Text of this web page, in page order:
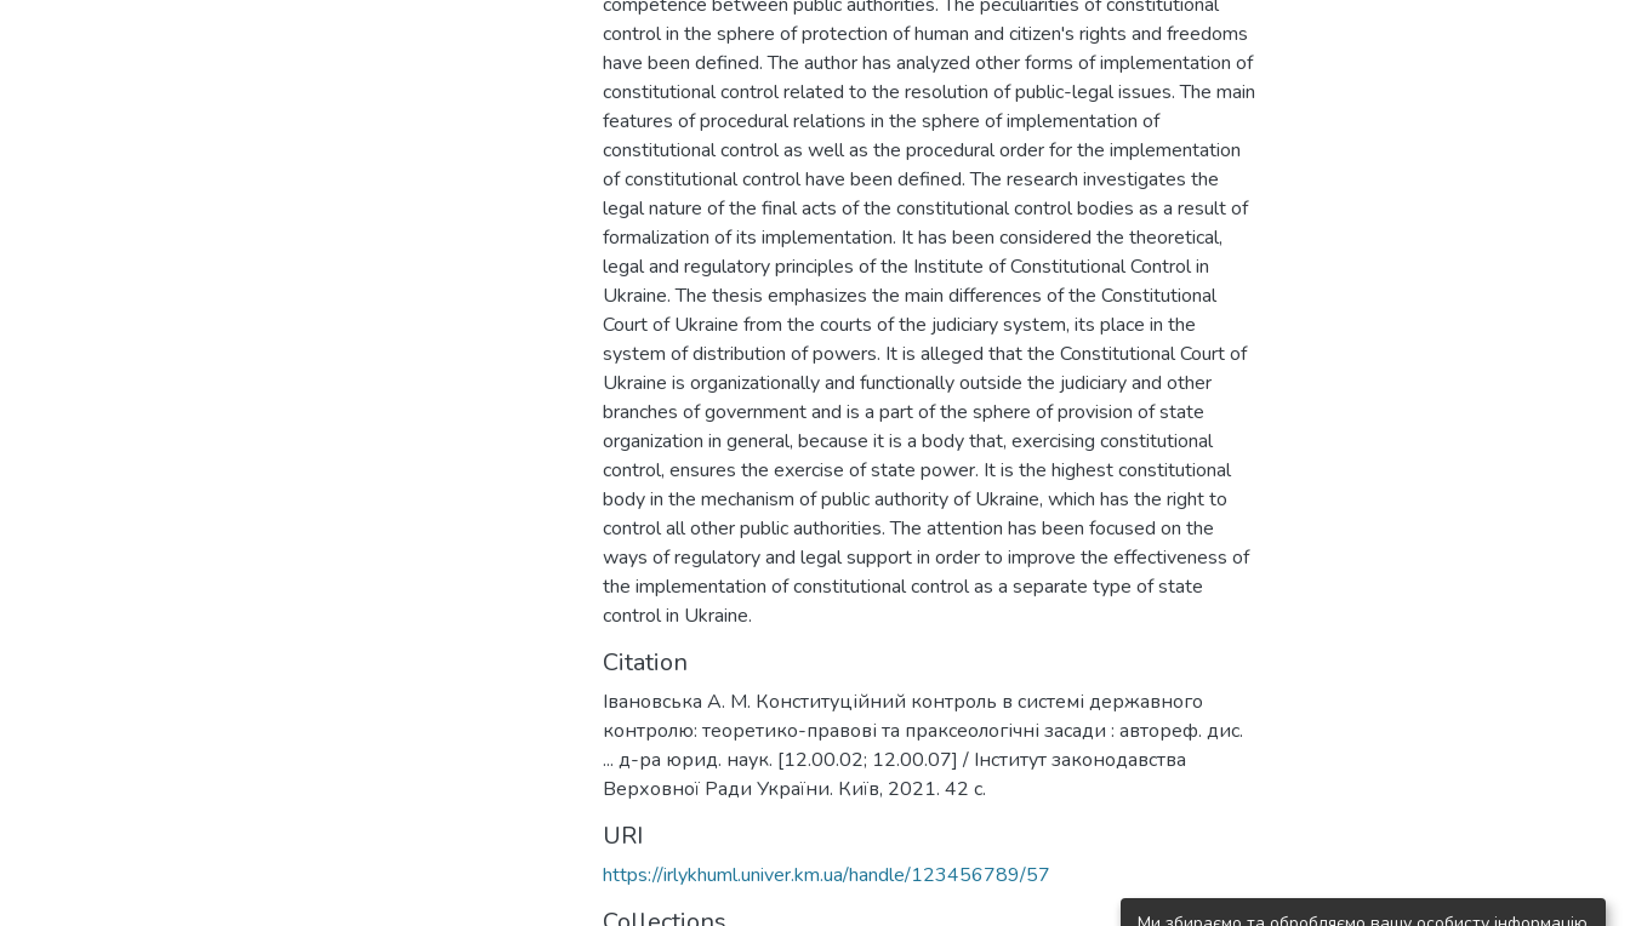
control in the sphere of protection of human and citizen's rights and freedoms
have been defined. The author has analyzed other forms of implementation of
constitutional control related to the resolution of public-legal issues. The main
features of procedural relations in the sphere of implementation of
constitutional control as well as the procedural order for the implementation
of constitutional control have been defined. The research investigates the
legal nature of the final acts of the constitutional control bodies as a result of
formalization of its implementation. It has been considered the theoretical,
legal and regulatory principles of the Institute of Constitutional Control in
Ukraine. The thesis emphasizes the main differences of the Constitutional
Court of Ukraine from the courts of the judiciary system, its place in the
system of distribution of powers. It is alleged that the Constitutional Court of
Ukraine is organizationally and functionally outside the judiciary and other
branches of government and is a part of the sphere of provision of state
organization in general, because it is a body that, exercising constitutional
control, ensures the exercise of state power. It is the highest constitutional
body in the mechanism of public authority of Ukraine, which has the right to
control all other public authorities. The attention has been focused on the
ways of regulatory and legal support in order to improve the effectiveness of
the implementation of constitutional control as a separate type of state
control in Ukraine.
Citation
Івановська А. М. Конституційний контроль в системі державного
контролю: теоретико-правові та праксеологічні засади : автореф. дис.
... д-ра юрид. наук. [12.00.02; 12.00.07] / Інститут законодавства
Верховної Ради України. Київ, 2021. 42 с.
URI
https://irlykhuml.univer.km.ua/handle/123456789/57